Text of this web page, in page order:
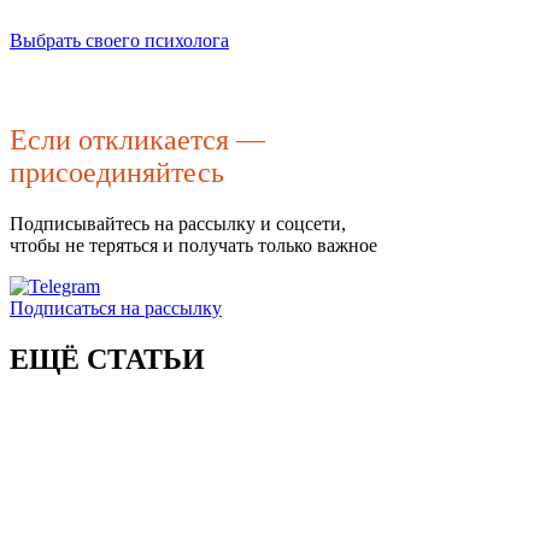
Выбрать своего психолога
Если откликается —
присоединяйтесь
Подписывайтесь на рассылку и соцсети,
чтобы не теряться и получать только важное
Подписаться на рассылку
ЕЩЁ СТАТЬИ